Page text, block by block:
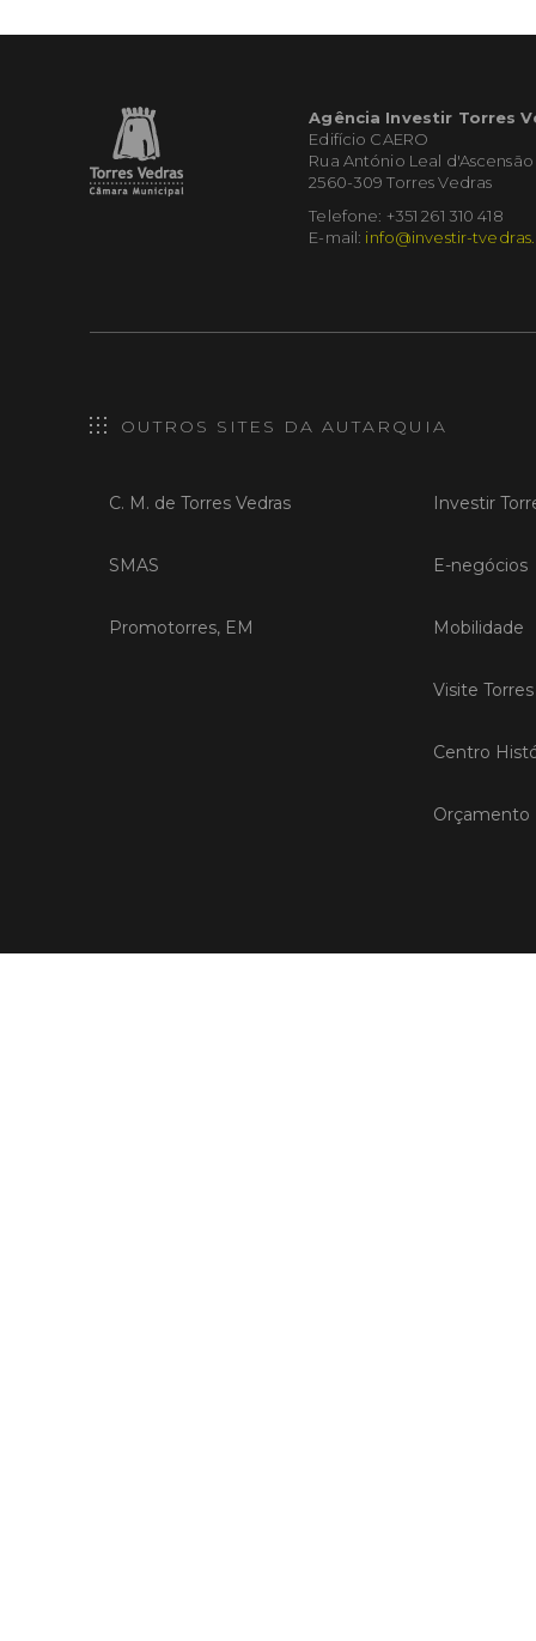
Agência Investir Torres
Edifício CAERO
Rua António Leal d'Ascensão
2560-309 Torres Vedras
Telefone: +351 261 310 418
E-mail: info@investir-
OUTROS SITES DA AUTARQUIA
C. M. de Torres Vedras
SMAS
Promotorres, EM
Investir
E-negócios
Mobilidade
Visite
Centro
Orçamento